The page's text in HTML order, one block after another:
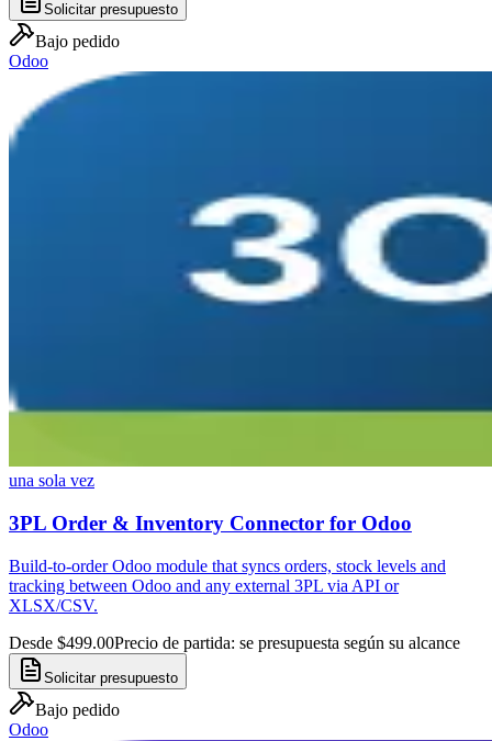
Solicitar presupuesto
Bajo pedido
Odoo
una sola vez
3PL Order & Inventory Connector for Odoo
Build-to-order Odoo module that syncs orders, stock levels and
tracking between Odoo and any external 3PL via API or
XLSX/CSV.
Desde $499.00Precio de partida: se presupuesta según su alcance
Solicitar presupuesto
Bajo pedido
Odoo